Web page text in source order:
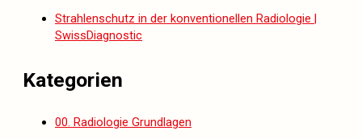
Strahlenschutz in der konventionellen Radiologie |
SwissDiagnostic
Kategorien
00. Radiologie Grundlagen